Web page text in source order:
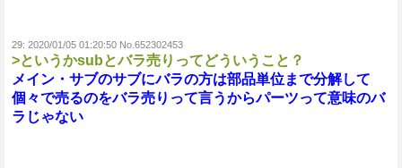
29: 2020/01/05 01:20:50 No.652302453
>というかsubとバラ売りってどういうこと？
メイン・サブのサブにバラの方は部品単位まで分解して
個々で売るのをバラ売りって言うからパーツって意味のバ
ラじゃない